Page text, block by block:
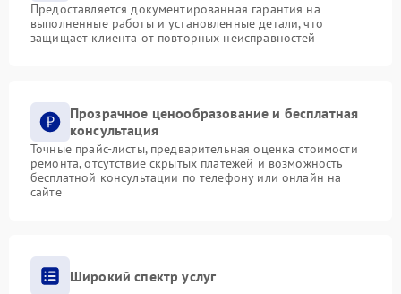
Предоставляется документированная гарантия на
выполненные работы и установленные детали, что
защищает клиента от повторных неисправностей
Прозрачное ценообразование и бесплатная
консультация
Точные прайс-листы, предварительная оценка стоимости
ремонта, отсутствие скрытых платежей и возможность
бесплатной консультации по телефону или онлайн на
сайте
Широкий спектр услуг